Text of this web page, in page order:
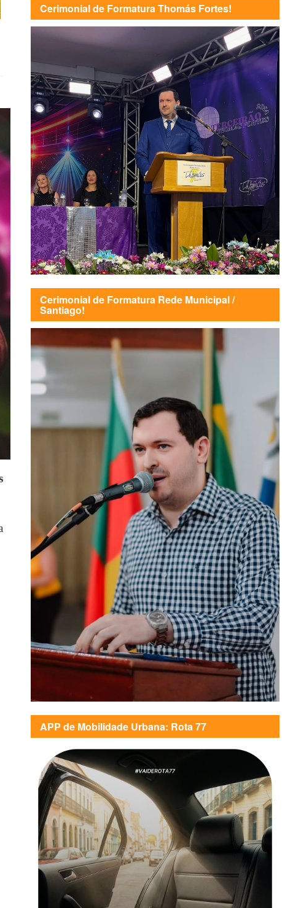
Cerimonial de Formatura Thomás Fortes!
Cerimonial de Formatura Rede Municipal /
Santiago!
APP de Mobilidade Urbana: Rota 77